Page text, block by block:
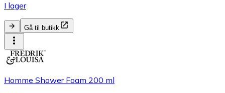
I lager
Gå til butikk
Homme Shower Foam 200 ml